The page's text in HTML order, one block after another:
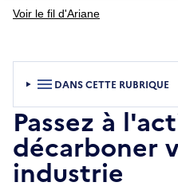
Voir le fil d'Ariane
Passez à
décarboner
industrie
DANS CETTE RUBRIQUE